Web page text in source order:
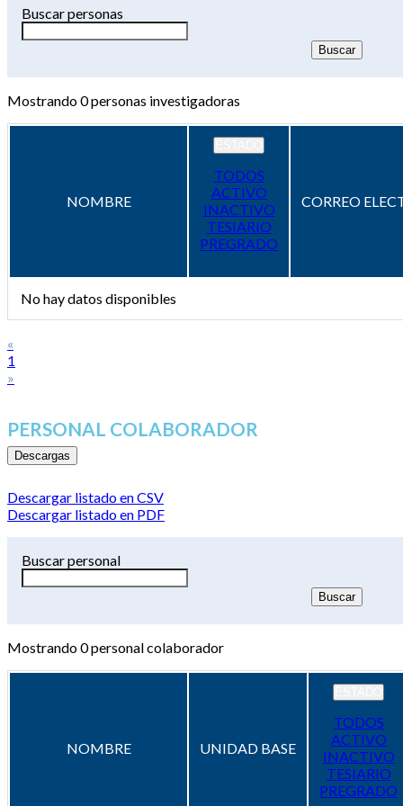
Buscar personas
Mostrando0personas investigadoras
NOMBRE
TODOS
ACTIVO
INACTIVO
TESIARIO
PREGRADO
CORREO
No hay datos disponibles
«
1
»
PERSONAL COLABORADOR
Descargas
Descargar listado en CSV
Descargar listado en PDF
Buscar personal
Mostrando0personal colaborador
NOMBRE UNIDAD BASE
TODOS
ACTIVO
INACTIVO
TESIARIO
PREGRADO